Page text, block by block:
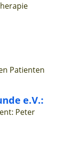
Patienten
e.V.:
Peter